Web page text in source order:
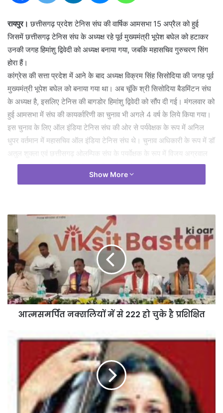
रायपुर। छत्तीसगढ़ प्रदेश टेनिस संघ की वार्षिक आमसभा 15 अप्रैल को हुई
जिसमें छत्तीसगढ़ टेनिस संघ के अध्यक्ष रहे पूर्व मुख्यमंत्री भूपेश बघेल को हटाकर
उनकी जगह हिमांशु द्विवेदी को अध्यक्ष बनाया गया, जबकि महासचिव गुरुचरण सिंग
होरा हैं।
कांग्रेस की सत्ता प्रदेश में आने के बाद अध्यक्ष विक्रम सिंह सिसोदिया की जगह पूर्व
मुख्यमंत्री भूपेश बघेल को बनाया गया था। अब चूंकि श्री सिसोदिया बैडमिंटन संघ
के अध्यक्ष है, इसलिए टेनिस की बागडोर हिमांशु द्विवेदी को सौंप दी गई। मंगलवार को
हुई आमसभा में संघ की कायर्कारिणी का चुनाव भी अगले 4 वर्ष के लिये किया गया।
इस चुनाव के लिए ऑल इंडिया टेनिस संघ की ओर से पर्यवेक्षक के रूप में अनिल
धुपर वर्तमान में महासचिव ऑल इंडिया टेनिस संघ थे। चुनाव अधिकारी के रूप में डॉ
अतुल शुक्ला एवं छत्तीसगढ़ ओलम्पिक संघ के पयर्वेक्षक के रूप में विजय अग्रवाल
एवं खेल विभाग की ओर से प्रवेश जोशी पयर्वेक्षक के रूप उपस्थित रहें।
संघ के अन्य पदाधिकारियों में वरिष्ठ उपाध्यक्ष अवतार सिंह जुनेजा, उपाध्यक्ष सुशील
होरा और आनंद ठाकुर निर्वाचित हुए। वहीं कार्यकारिणी सदस्य के रूप में डॉ अजय
पाठक, प्रदीप माथानी, प्रकाश कलश, रणधीर सिंह विरदी, चरणजीत सिंग ओबेरॉय,
नेल्सन जतिन कुमार, जसप्रीत खनूजा, हेनरी सेंटियागो, मुकेश पिल्लै, गुरमीत सिंह
भाटिया और हरमीत सिंह होरा कार्यकारी सदस्य के रूप में निर्वाचित हुए।
Show More
आत्मसमर्पित नक्सलियों में से 222 हो चुके है प्रशिक्षित